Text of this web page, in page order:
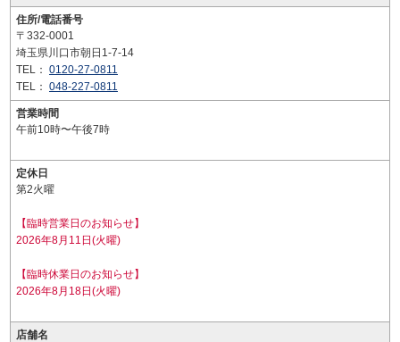
住所/電話番号
〒332-0001
埼玉県川口市朝日1-7-14
TEL： 0120-27-0811
TEL： 048-227-0811
営業時間
午前10時〜午後7時
定休日
第2火曜
【臨時営業日のお知らせ】
2026年8月11日(火曜)
【臨時休業日のお知らせ】
2026年8月18日(火曜)
店舗名